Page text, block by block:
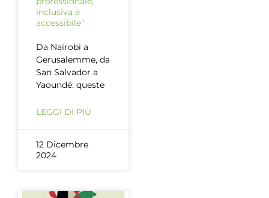
inclusiva e
accessibile”
Da Nairobi a
Gerusalemme, da
San Salvador a
Yaoundé: queste
LEGGI DI PIÙ
12 Dicembre
2024